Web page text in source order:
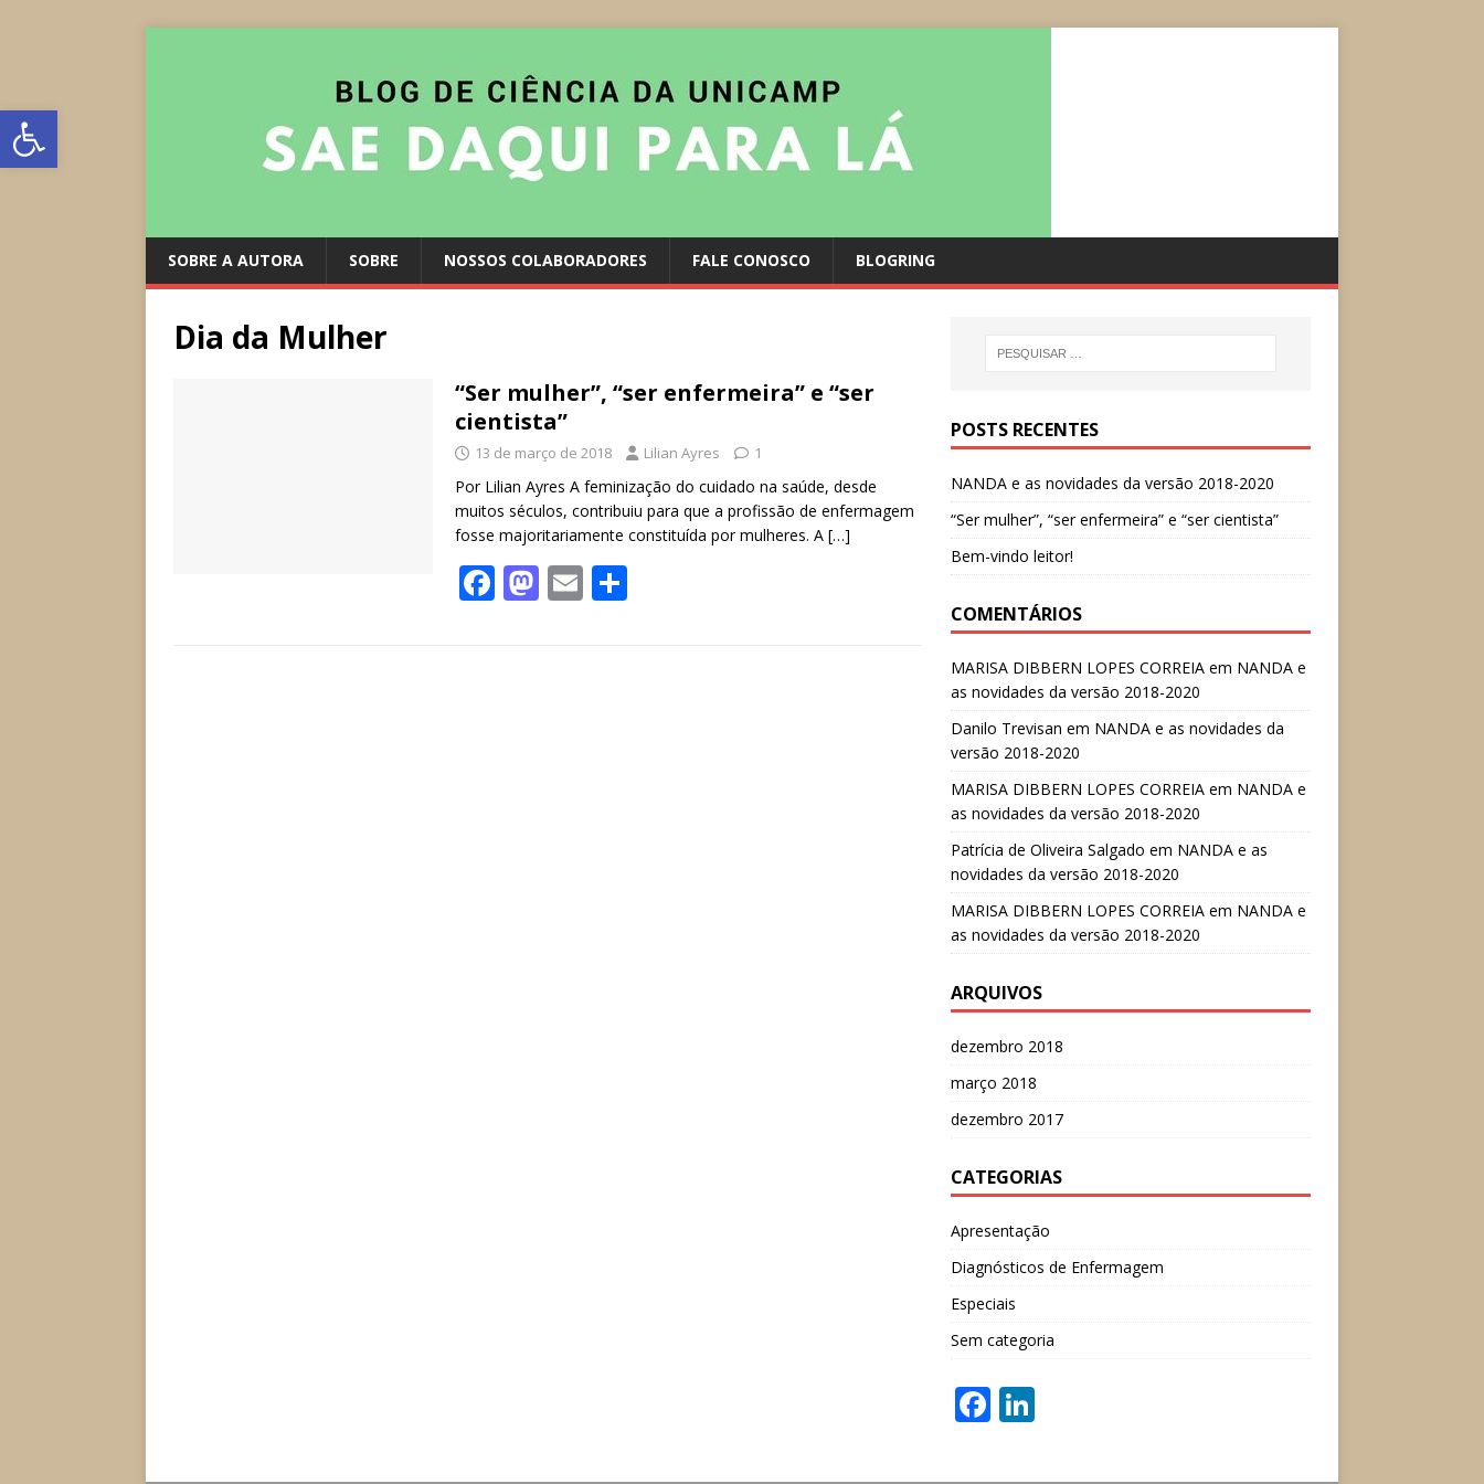
Abrir a barra de ferramentas
SOBRE A AUTORA SOBRE NOSSOS COLABORADORES FALE CONOSCO BLOGRING
Dia da Mulher
“Ser mulher”, “ser enfermeira” e “ser
cientista”
13 de março de 2018 Lilian Ayres 1
Por Lilian Ayres A feminização do cuidado na saúde, desde
muitos séculos, contribuiu para que a profissão de enfermagem
fosse majoritariamente constituída por mulheres. A […]
F M E
POSTS RECENTES
NANDA e as novidades da versão 2018-2020
“Ser mulher”, “ser enfermeira” e “ser cientista”
Bem-vindo leitor!
COMENTÁRIOS
MARISA DIBBERN LOPES CORREIAem NANDA e
as novidades da versão 2018-2020
Danilo Trevisan em NANDA e as novidades da
versão 2018-2020
MARISA DIBBERN LOPES CORREIAem NANDA e
as novidades da versão 2018-2020
Patrícia de Oliveira Salgado em NANDA e as
novidades da versão 2018-2020
MARISA DIBBERN LOPES CORREIAem NANDA e
as novidades da versão 2018-2020
ARQUIVOS
dezembro 2018
março 2018
dezembro 2017
CATEGORIAS
Apresentação
Diagnósticos de Enfermagem
Especiais
Sem categoria
F
e
Li
k